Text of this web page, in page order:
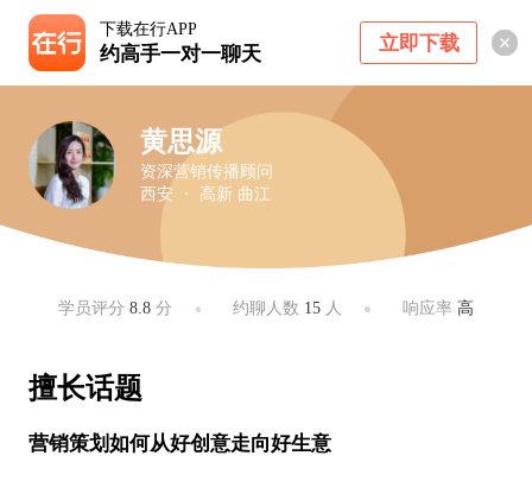
下载在行APP
约高手一对一聊天 立即下载
黄思源
资深营销传播顾问
西安 ・ 高新 曲江
学员评分8.8 分 约聊人数 15人 响应率 高
擅长话题
营销策划如何从好创意走向好生意